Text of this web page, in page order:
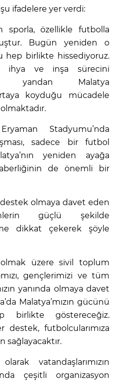
ifadelere yer verdi:
sporla, özellikle futbolla
Bugün yeniden o
hep birlikte hissediyoruz.
ihya ve inşa sürecini
yandan Malatya
koyduğu mücadele
Stadyumu’nda
sadece bir futbol
yeniden ayağa
de önemli bir
destek olmaya davet eden
güçlü şekilde
dikkat çekerek şöyle
olmak üzere sivil toplum
gençlerimizi ve tüm
yanında olmaya davet
Malatya’mızın gücünü
birlikte göstereceğiz.
destek, futbolcularımıza
sağlayacaktır.
vatandaşlarımızın
çeşitli organizasyon